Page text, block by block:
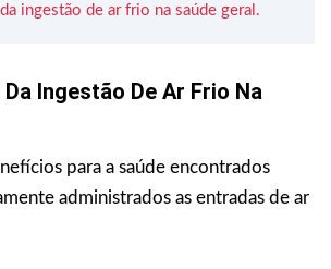
ingestão de ar frio na saúde geral.
Ingestão De Ar Frio Na
para a saúde encontrados
administrados as entradas de ar